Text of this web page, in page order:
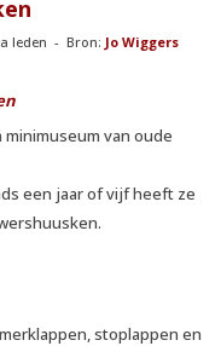
leden - Bron: Jo Wiggers
van oude
een jaar of vijf heeft ze
stoplappen en